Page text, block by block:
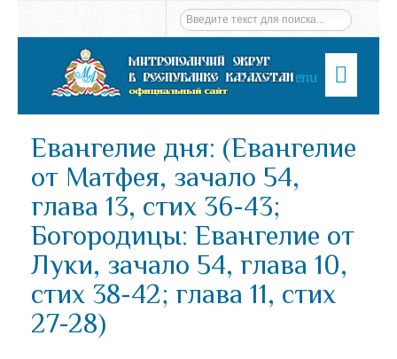
Menu
Евангелие дня: (Евангелие
от Матфея, зачало 54,
глава 13, стих 36-43;
Богородицы: Евангелие от
Луки, зачало 54, глава 10,
стих 38-42; глава 11, стих
27-28)